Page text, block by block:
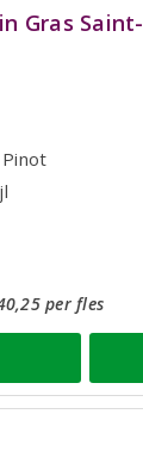
Gras
per fles